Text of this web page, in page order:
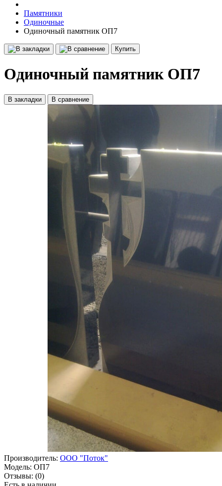
Памятники
Одиночные
Одиночный памятник ОП7
Купить
Одиночный памятник ОП7
В закладки В сравнение
Производитель: ООО "Поток"
Модель: ОП7
Отзывы: (0)